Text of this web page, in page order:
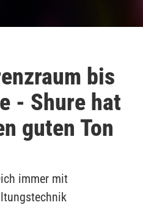
bis
- Shure hat
guten Ton
immer mit